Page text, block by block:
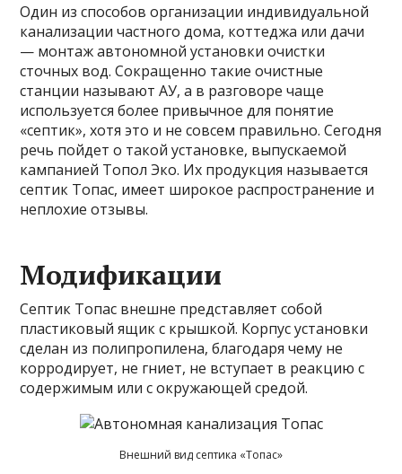
Один из способов организации индивидуальной
канализации частного дома, коттеджа или дачи
— монтаж автономной установки очистки
сточных вод. Сокращенно такие очистные
станции называют АУ, а в разговоре чаще
используется более привычное для понятие
«септик», хотя это и не совсем правильно. Сегодня
речь пойдет о такой установке, выпускаемой
кампанией Топол Эко. Их продукция называется
септик Топас, имеет широкое распространение и
неплохие отзывы.
Модификации
Септик Топас внешне представляет собой
пластиковый ящик с крышкой. Корпус установки
сделан из полипропилена, благодаря чему не
корродирует, не гниет, не вступает в реакцию с
содержимым или с окружающей средой.
Внешний вид септика «Топас»